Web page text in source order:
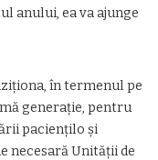
anului, ea va ajunge
în termenul pe
generaţie, pentru
pacienţilo şi
necesară Unităţii de